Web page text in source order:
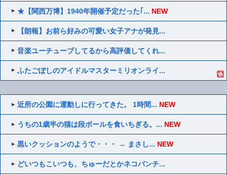
★【関西万博】1940年開催予定だった｢... NEW
【朗報】お前ら好みの可愛い女子アナが発見...
音楽ユーチューブしてるから高評価してくれ...
ふたごぼしのアイドルマスターミリオンライ...
近所の公園に運動しに行ってきた。 1時間... NEW
うちの1歳半の猫は段ボールを食いちぎる。... NEW
黒いクッションのようで・・・ → まさし... NEW
どいつもこいつも、ちゅーだとかネコパンチ...